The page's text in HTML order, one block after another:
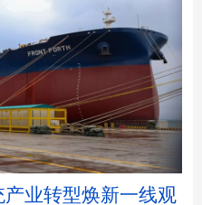
河北 山西
上海 江苏
福建 江西
产业转型焕新一线观